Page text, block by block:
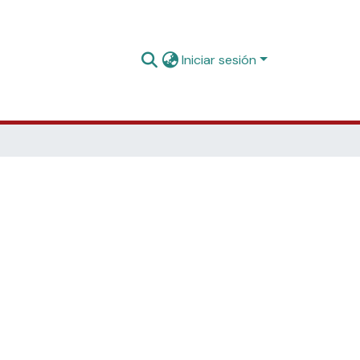
Iniciar sesión